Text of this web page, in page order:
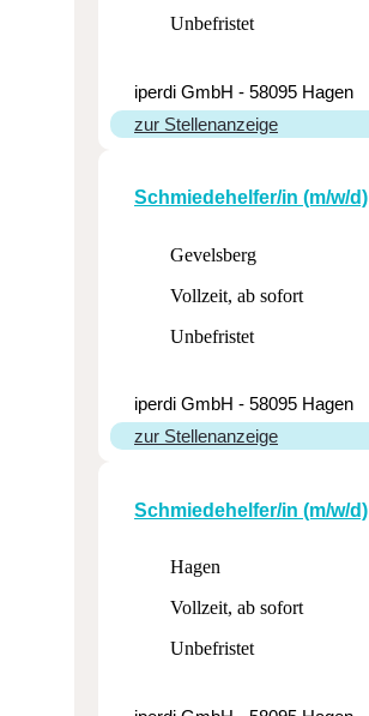
Unbefristet
iperdi GmbH - 58095 Hagen
zur Stellenanzeige
Schmie­de­hel­fer/in (m/w/d)
Gevelsberg
Vollzeit, ab sofort
Unbefristet
iperdi GmbH - 58095 Hagen
zur Stellenanzeige
Schmie­de­hel­fer/in (m/w/d)
Hagen
Vollzeit, ab sofort
Unbefristet